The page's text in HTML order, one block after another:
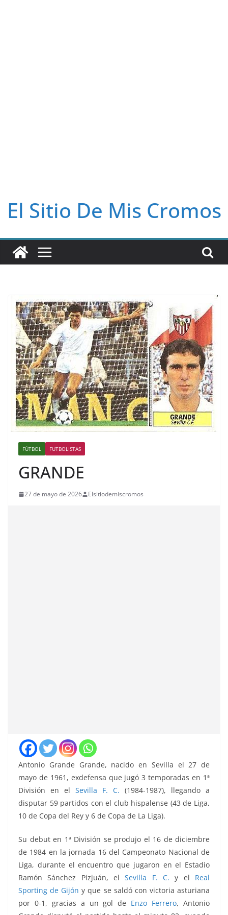
El Sitio De Mis Cromos
FÚTBOL FUTBOLISTAS
GRANDE
27 de mayo de 2026 Elsitiodemiscromos
Antonio Grande Grande, nacido en Sevilla el 27 de
mayo de 1961, exdefensa que jugó 3 temporadas en 1ª
División en el Sevilla F. C. (1984-1987), llegando a
disputar 59 partidos con el club hispalense (43 de Liga,
10 de Copa del Rey y 6 de Copa de La Liga).
Su debut en 1ª División se produjo el 16 de diciembre
de 1984 en la jornada 16 del Campeonato Nacional de
Liga, durante el encuentro que jugaron en el Estadio
Ramón Sánchez Pizjuán, elSevilla F. C. y el Real
Sporting de Gijón y que se saldó con victoria asturiana
por 0-1, gracias a un gol de Enzo Ferrero, Antonio